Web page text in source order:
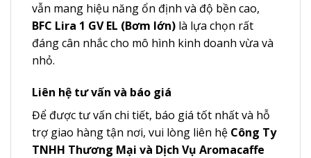
vẫn mang hiệu năng ổn định và độ bền cao,
BFC Lira 1 GV EL (Bơm lớn) là lựa chọn rất
đáng cân nhắc cho mô hình kinh doanh vừa và
nhỏ.
Liên hệ tư vấn và báo giá
Để được tư vấn chi tiết, báo giá tốt nhất và hỗ
trợ giao hàng tận nơi, vui lòng liên hệ Công Ty
TNHH Thương Mại và Dịch Vụ Aromacaffe